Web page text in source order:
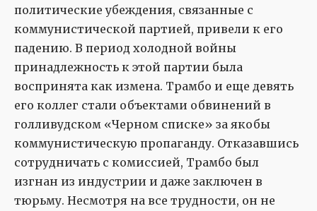
политические убеждения, связанные с
коммунистической партией, привели к его
падению. В период холодной войны
принадлежность к этой партии была
воспринята как измена. Трамбо и еще девять
его коллег стали объектами обвинений в
голливудском «Черном списке» за якобы
коммунистическую пропаганду. Отказавшись
сотрудничать с комиссией, Трамбо был
изгнан из индустрии и даже заключен в
тюрьму. Несмотря на все трудности, он не